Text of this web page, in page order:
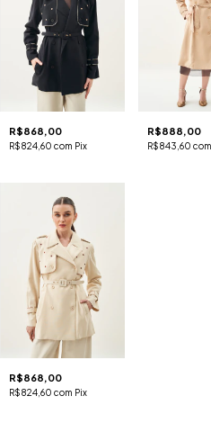
R$868,00
R$824,60 com Pix
R$888,00
R$843,60com
R$868,00
R$824,60 com Pix